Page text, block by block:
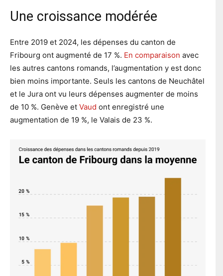
Une croissance modérée
Entre 2019 et 2024, les dépenses du canton de
Fribourg ont augmenté de 17 %. En comparaison avec
les autres cantons romands, l’augmentation y est donc
bien moins importante. Seuls les cantons de Neuchâtel
et le Jura ont vu leurs dépenses augmenter de moins
de 10 %. Genève et Vaud ont enregistré une
augmentation de 19 %, le Valais de 23 %.